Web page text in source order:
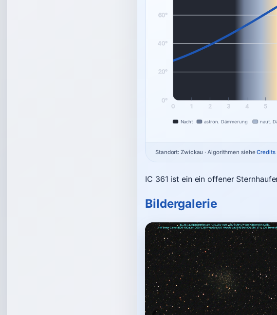
0°
20°
40°
60°
0 1 2 3 4 5
Nacht astron. Dämmerung naut.
Standort: Zwickau · Algorithmen sieheCredits
IC 361 ist ein ein offener
Bildergalerie